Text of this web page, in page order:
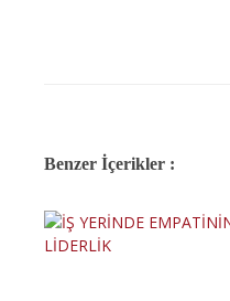
Benzer İçerikler :